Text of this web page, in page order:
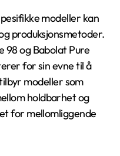
modeller kan
produksjonsmetoder.
98 og Babolat Pure
for sin evne til å
modeller som
holdbarhet og
for mellomliggende